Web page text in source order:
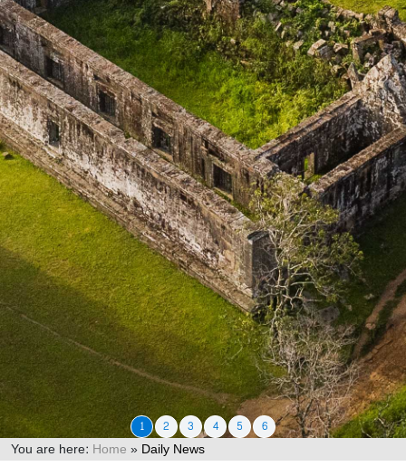
1 2 3 4 5 6
You are here: Home » Daily News